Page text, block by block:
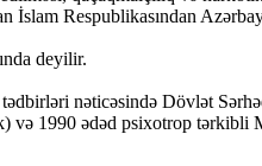
Respublikasından
deyilir.
nəticəsində Dövlət
və 1990 ədəd psixotrop tərkibli